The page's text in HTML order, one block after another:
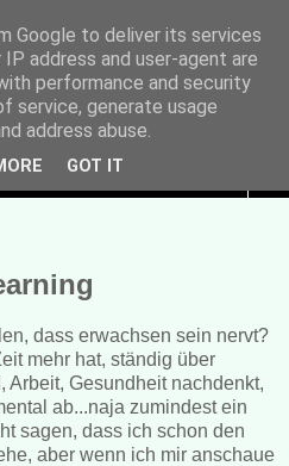
dass erwachsen sein nervt?
mehr hat, ständig über
Arbeit, Gesundheit nachdenkt,
ab...naja zumindest ein
sagen, dass ich schon den
aber wenn ich mir anschaue
Google to deliver its services
address and user-agent are
performance and security
service, generate usage
address abuse.
GOT IT